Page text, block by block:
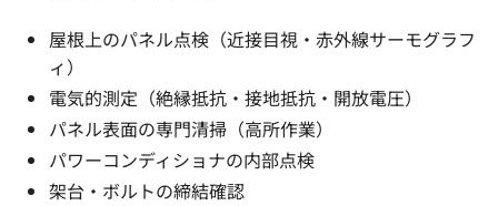
屋根上のパネル点検（近接目視・赤外線サーモグラフ
ィ）
電気的測定（絶縁抵抗・接地抵抗・開放電圧）
パネル表面の専門清掃（高所作業）
パワーコンディショナの内部点検
架台・ボルトの締結確認